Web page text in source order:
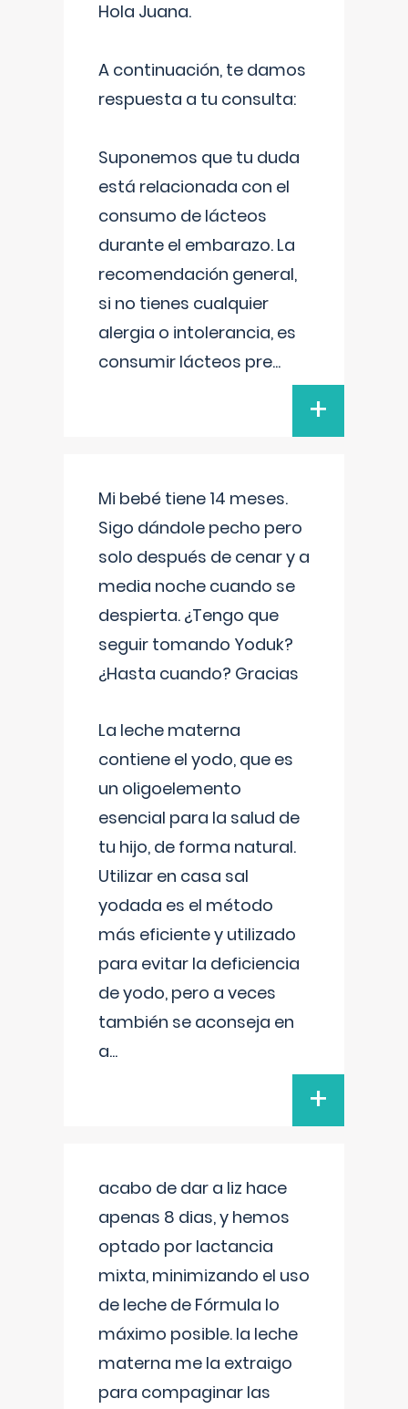
Hola Juana.
A continuación, te damos
respuesta a tu consulta:
Suponemos que tu duda
está relacionada con el
consumo de lácteos
durante el embarazo. La
recomendación general,
si no tienes cualquier
alergia o intolerancia, es
consumir lácteos pre...
+
Mi bebé tiene 14 meses.
Sigo dándole pecho pero
solo después de cenar y a
media noche cuando se
despierta. ¿Tengo que
seguir tomando Yoduk?
¿Hasta cuando? Gracias
La leche materna
contiene el yodo, que es
un oligoelemento
esencial para la salud de
tu hijo, de forma natural.
Utilizar en casa sal
yodada es el método
más eficiente y utilizado
para evitar la deficiencia
de yodo, pero a veces
también se aconseja en
a...
+
acabo de dar a liz hace
apenas 8 dias, y hemos
optado por lactancia
mixta, minimizando el uso
de leche de Fórmula lo
máximo posible. la leche
materna me la extraigo
para compaginar las